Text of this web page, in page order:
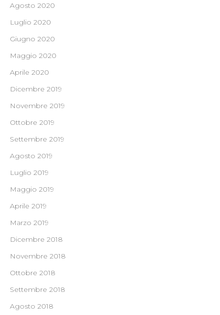
Agosto 2020
Luglio 2020
Giugno 2020
Maggio 2020
Aprile 2020
Dicembre 2019
Novembre 2019
Ottobre 2019
Settembre 2019
Agosto 2019
Luglio 2019
Maggio 2019
Aprile 2019
Marzo 2019
Dicembre 2018
Novembre 2018
Ottobre 2018
Settembre 2018
Agosto 2018